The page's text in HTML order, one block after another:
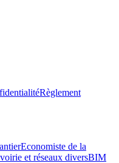
Règlement
Economiste de la
et réseaux diversBIM